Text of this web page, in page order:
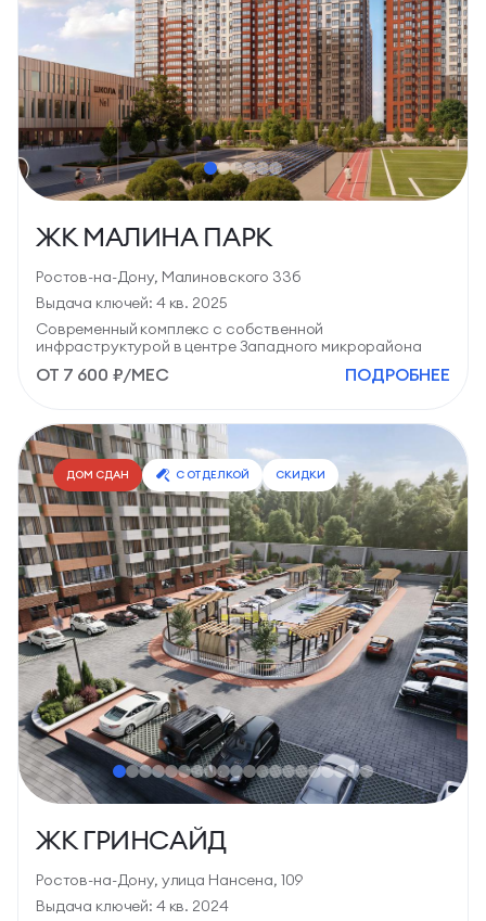
ЖК МАЛИНА ПАРК
Ростов-на-Дону, Малиновского 33б
Выдача ключей: 4 кв. 2025
Современный комплекс с собственной
инфраструктурой в центре Западного микрорайона
ОТ 7 600 ₽/МЕС ПОДРОБНЕЕ
СТУДИИ от 24,2 м2
ЦЕНА ПО ЗАПРОСУ
1-КОМН.
от 34,2 м2
ЦЕНА ПО ЗАПРОСУ
2-КОМН.
от 45,5 м2
ЦЕНА ПО ЗАПРОСУ
3-КОМН.
от 74,6 м2 ЦЕНА ПО ЗАПРОСУ
ПОДРОБНЕЕ О ПРОЕКТЕ
ДОМ СДАН С ОТДЕЛКОЙ СКИДКИ
ЖК ГРИНСАЙД
Ростов-на-Дону, улица Нансена, 109
Выдача ключей: 4 кв. 2024